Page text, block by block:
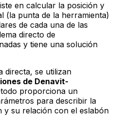
en calcular la posición y
(la punta de la herramienta)
de cada una de las
directo de
y tiene una solución
directa, se utilizan
de Denavit-
proporciona un
para describir la
y su relación con el eslabón